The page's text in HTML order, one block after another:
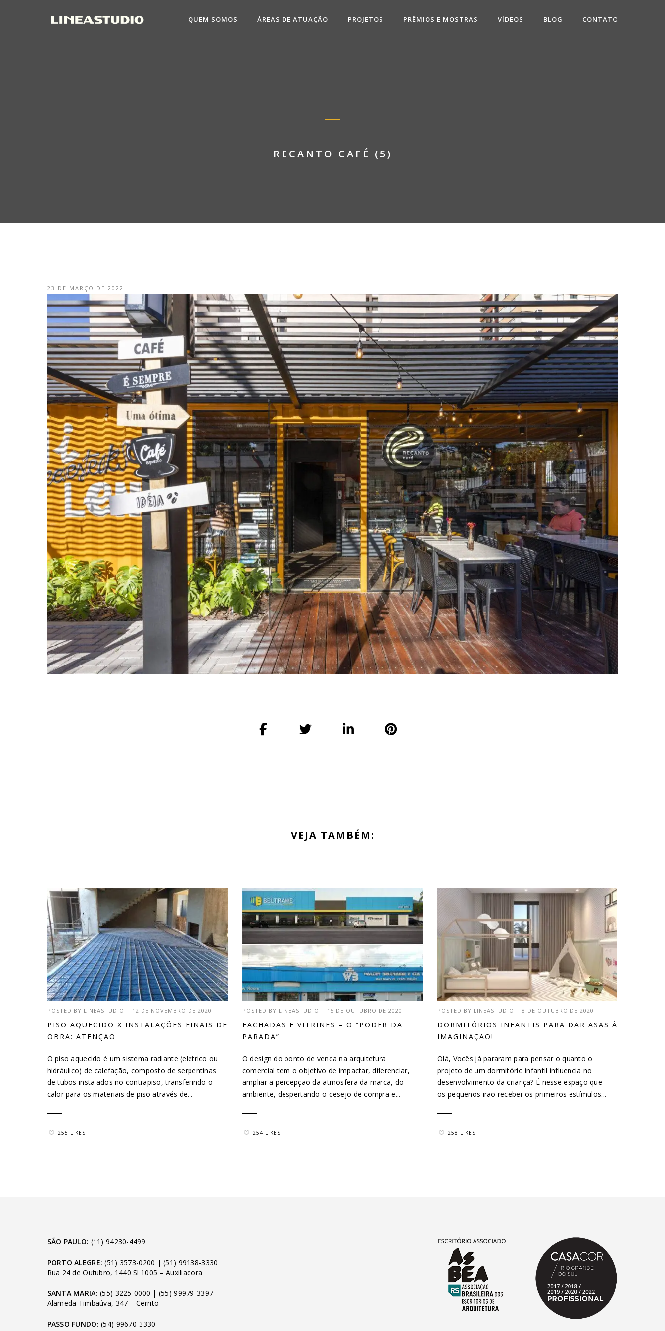
QUEM SOMOS ÁREAS DE ATUAÇÃO PROJETOS PRÊMIOS E MOSTRAS VÍDEOS BLOG CONTATO
RECANTO CAFÉ (5)
23 DE MARÇO DE 2022
VEJA TAMBÉM:
POSTED BY LINEASTUDIO | 12 DE NOVEMBRO DE 2020
PISO AQUECIDO X INSTALAÇÕES FINAIS DE
OBRA: ATENÇÃO
O piso aquecido é um sistema radiante (elétrico ou
hidráulico) de calefação, composto de serpentinas
de tubos instalados no contrapiso, transferindo o
calor para os materiais de piso através de...
255 LIKES
POSTED BY LINEASTUDIO | 15 DE OUTUBRO DE 2020
FACHADAS E VITRINES – O “PODER DA
PARADA”
O design do ponto de venda na arquitetura
comercial tem o objetivo de impactar, diferenciar,
ampliar a percepção da atmosfera da marca, do
ambiente, despertando o desejo de compra e...
254 LIKES
POSTED BY LINEASTUDIO |8 DE OUTUBRO DE 2020
DORMITÓRIOS INFANTIS PARA DAR ASAS À
IMAGINAÇÃO!
Olá, Vocês já pararam para pensar o quanto o
projeto de um dormitório infantil influencia no
desenvolvimento da criança? É nesse espaço que
os pequenos irão receber os primeiros estímulos...
258 LIKES
SÃO PAULO: (11) 94230-4499
PORTO ALEGRE: (51) 3573-0200 |(51) 99138-3330
Rua 24 de Outubro, 1440 Sl 1005 – Auxiliadora
SANTA MARIA: (55) 3225-0000 | (55) 99979-3397
Alameda Timbaúva, 347 – Cerrito
PASSO FUNDO: (54) 99670-3330